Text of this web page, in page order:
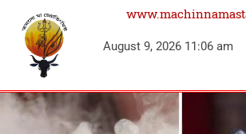
August 9, 2026 11:06 am